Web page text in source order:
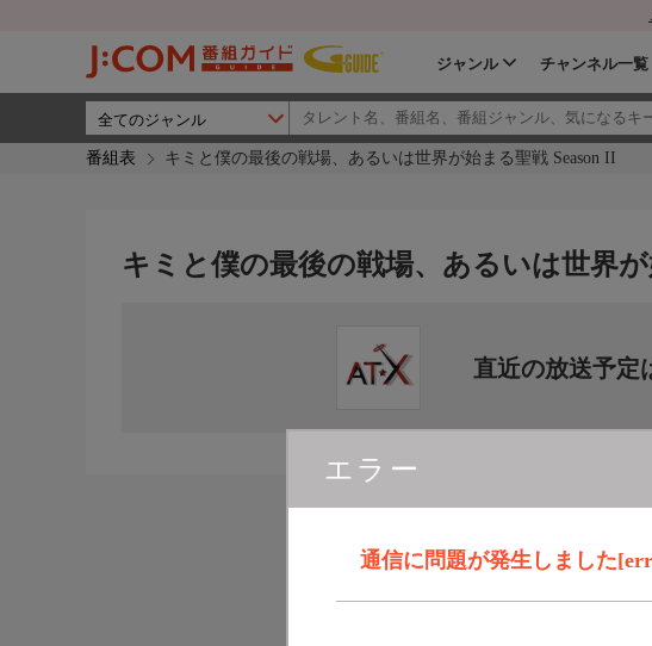
ジャンル チャンネル一覧
番組表 キミと僕の最後の戦場、あるいは世界が始まる聖戦 Season II
エラー
通信に問題が発生しました
キミと僕の最後の戦場、あるいは世界
直近の放送予定